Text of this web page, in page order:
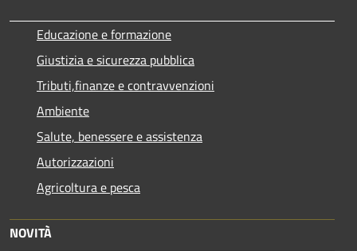
Educazione e formazione
Giustizia e sicurezza pubblica
Tributi,finanze e contravvenzioni
Ambiente
Salute, benessere e assistenza
Autorizzazioni
Agricoltura e pesca
NOVITÀ